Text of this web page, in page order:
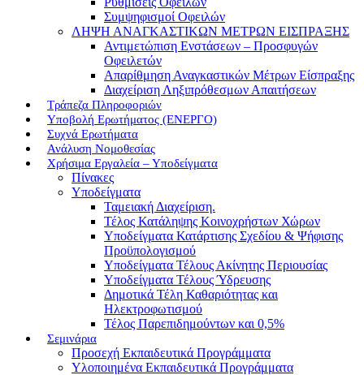
Συμψηφισμοί Οφειλών
ΛΗΨΗ ΑΝΑΓΚΑΣΤΙΚΩΝ ΜΕΤΡΩΝ ΕΙΣΠΡΑΞΗΣ
Αντιμετώπιση Ενστάσεων – Προσφυγών
Οφειλετών
Απαρίθμηση Αναγκαστικών Μέτρων Είσπραξης
Διαχείριση Ληξιπρόθεσμων Απαιτήσεων
Τράπεζα Πληροφοριών
Υποβολή Ερωτήματος (ΕΝΕΡΓΟ)
Συχνά Ερωτήματα
Ανάλυση Νομοθεσίας
Χρήσιμα Εργαλεία – Υποδείγματα
Πίνακες
Υποδείγματα
Ταμειακή Διαχείριση.
Τέλος Κατάληψης Κοινοχρήστων Χώρων
Υποδείγματα Κατάρτισης Σχεδίου & Ψήφισης
Προϋπολογισμού
Υποδείγματα Τέλους Ακίνητης Περιουσίας
Υποδείγματα Τέλους Ύδρευσης
Δημοτικά Τέλη Καθαριότητας και
Ηλεκτροφωτισμού
Τέλος Παρεπιδημούντων και 0,5%
Σεμινάρια
Προσεχή Εκπαιδευτικά Προγράμματα
Υλοποιημένα Εκπαιδευτικά Προγράμματα